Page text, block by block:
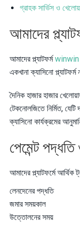
গ্রাহক সার্ভিস ও
আমাদের
আমাদের প্ল্যাটফর্ম
একখানা ক্যাসিনো
দৈনিক হাজার হাজার
টেকনোলজিতে নির্মিত,
ক্যাসিনো কার্যক্রমের
পেমেন্ট
আমাদের প্ল্যাটফর্মে আর্থিক
লেনদেনের পদ্ধতি
জমার সময়কাল
উত্তোলনের সময়